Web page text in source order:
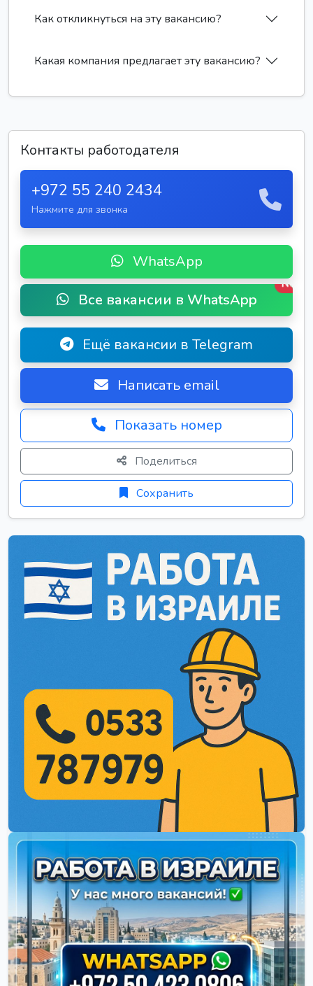
Как откликнуться на эту вакансию?
Какая компания предлагает эту вакансию?
Контакты работодателя
+972 55 240 2434
Нажмите для звонка
WhatsApp
Все вакансии в WhatsApp
New
Ещё вакансии в Telegram
Написать email
Показать номер
Поделиться
Сохранить